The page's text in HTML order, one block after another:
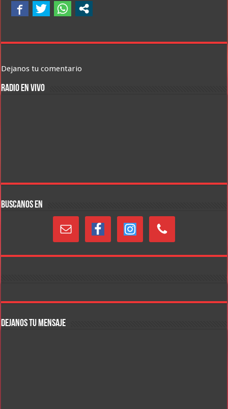
Dejanos tu comentario
RADIO EN VIVO
BUSCANOS EN
DEJANOS TU MENSAJE